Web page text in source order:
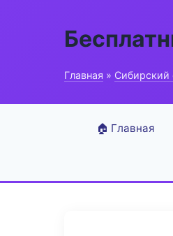
Главная » Сибирский
🏠 Главная